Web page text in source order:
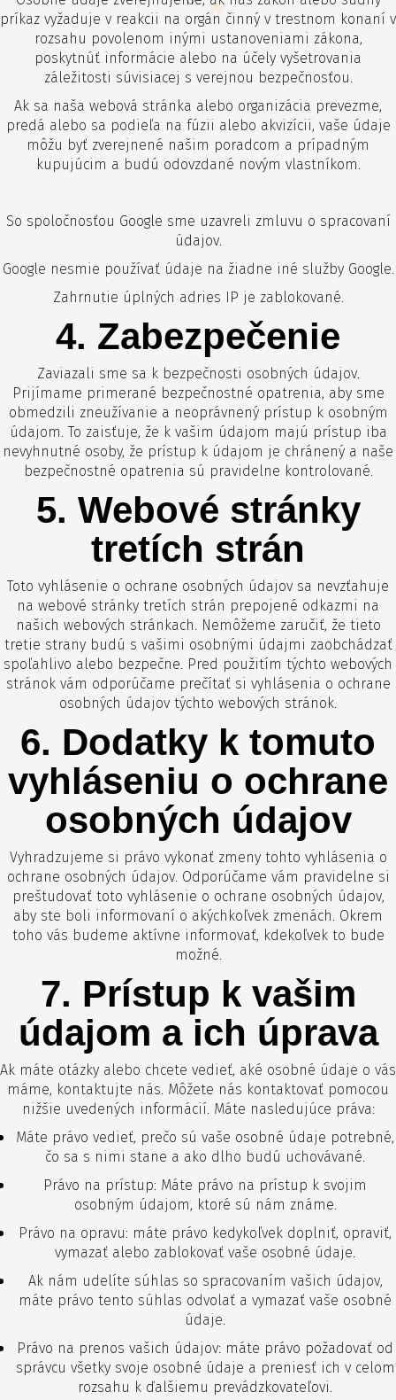
príkaz vyžaduje v reakcii na orgán činný v trestnom konaní v
rozsahu povolenom inými ustanoveniami zákona,
poskytnúť informácie alebo na účely vyšetrovania
záležitosti súvisiacej s verejnou bezpečnosťou.
Ak sa naša webová stránka alebo organizácia prevezme,
predá alebo sa podieľa na fúzii alebo akvizícii, vaše údaje
môžu byť zverejnené našim poradcom a prípadným
kupujúcim a budú odovzdané novým vlastníkom.
So spoločnosťou Google sme uzavreli zmluvu o spracovaní
údajov.
Google nesmie používať údaje na žiadne iné služby Google.
Zahrnutie úplných adries IP je zablokované.
4. Zabezpečenie
Zaviazali sme sa k bezpečnosti osobných údajov.
Prijímame primerané bezpečnostné opatrenia, aby sme
obmedzili zneužívanie a neoprávnený prístup k osobným
údajom. To zaisťuje, že k vašim údajom majú prístup iba
nevyhnutné osoby, že prístup k údajom je chránený a naše
bezpečnostné opatrenia sú pravidelne kontrolované.
5. Webové stránky
tretích strán
Toto vyhlásenie o ochrane osobných údajov sa nevzťahuje
na webové stránky tretích strán prepojené odkazmi na
našich webových stránkach. Nemôžeme zaručiť, že tieto
tretie strany budú s vašimi osobnými údajmi zaobchádzať
spoľahlivo alebo bezpečne. Pred použitím týchto webových
stránok vám odporúčame prečítať si vyhlásenia o ochrane
osobných údajov týchto webových stránok.
6. Dodatky k tomuto
vyhláseniu o ochrane
osobných údajov
Vyhradzujeme si právo vykonať zmeny tohto vyhlásenia o
ochrane osobných údajov. Odporúčame vám pravidelne si
preštudovať toto vyhlásenie o ochrane osobných údajov,
aby ste boli informovaní o akýchkoľvek zmenách. Okrem
toho vás budeme aktívne informovať, kdekoľvek to bude
možné.
7. Prístup k vašim
údajom a ich úprava
Ak máte otázky alebo chcete vedieť, aké osobné údaje o vás
máme, kontaktujte nás. Môžete nás kontaktovať pomocou
nižšie uvedených informácií. Máte nasledujúce práva:
Máte právo vedieť, prečo sú vaše osobné údaje potrebné,
čo sa s nimi stane a ako dlho budú uchovávané.
Právo na prístup: Máte právo na prístup k svojim
osobným údajom, ktoré sú nám známe.
Právo na opravu: máte právo kedykoľvek doplniť, opraviť,
vymazať alebo zablokovať vaše osobné údaje.
Ak nám udelíte súhlas so spracovaním vašich údajov,
máte právo tento súhlas odvolať a vymazať vaše osobné
údaje.
Právo na prenos vašich údajov: máte právo požadovať od
správcu všetky svoje osobné údaje a preniesť ich v celom
rozsahu k ďalšiemu prevádzkovateľovi.